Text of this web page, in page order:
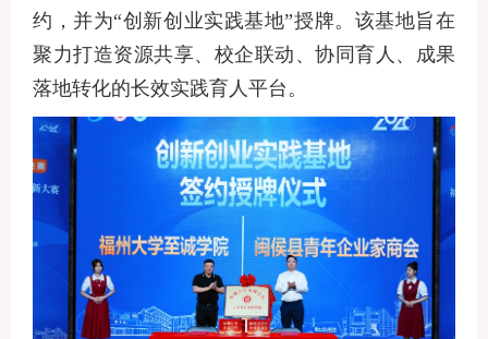
约，并为“创新创业实践基地”授牌。该基地旨在
聚力打造资源共享、校企联动、协同育人、成果
落地转化的长效实践育人平台。